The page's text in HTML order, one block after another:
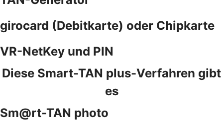
girocard (Debitkarte) oder Chipkarte
VR-NetKey und PIN
Diese Smart-TAN plus-Verfahren gibt
es
Sm@rt-TAN photo